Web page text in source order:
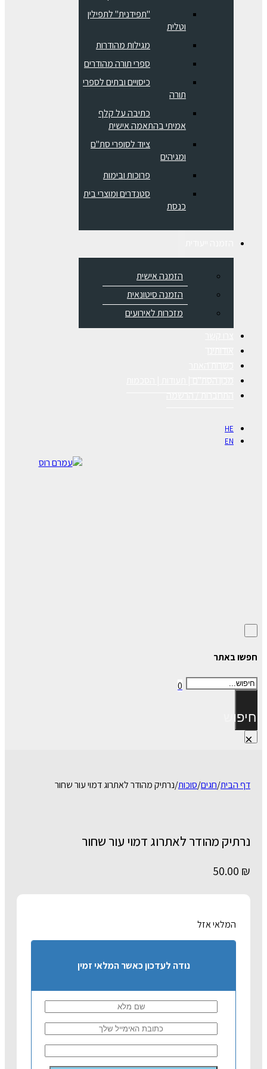
"תפידנית" לתפילין
וטלית
מגילות מהודרות
ספרי תורה מהודרים
כיסויים ובתים לספרי
תורה
כתיבה על קלף
אמיתי בהתאמה אישית
ציוד לסופרי סת"ם
ומגיהים
פרוכות ובימות
סטנדרים ומוצרי בית
כנסת
הזמנה אישית
הזמנה סיטונאית
מזכרות לאירועים
HE
EN
חפשו באתר
חיפוש
חיפוש
×
0
דף הבית/חגים/סוכות/נרתיק מהודר לאתרוג דמוי עור שחור
נרתיק מהודר לאתרוג דמוי עור שחור
50.00 ₪
המלאי אזל
נודה לעדכון כאשר המלאי זמין